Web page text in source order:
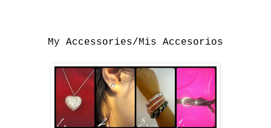
My Accessories/Mis Accesorios